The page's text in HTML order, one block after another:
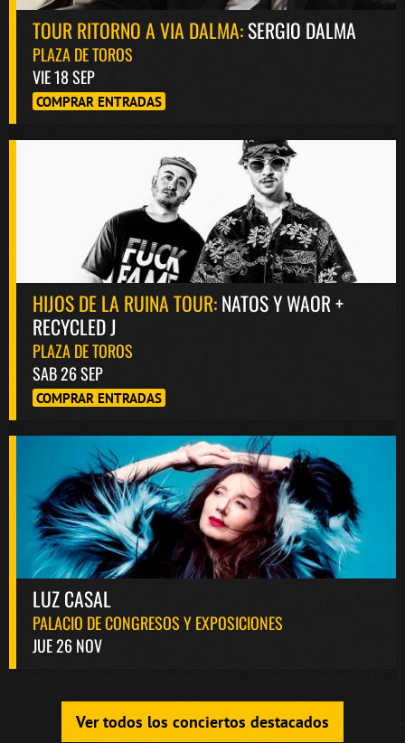
TOUR RITORNO A VIA DALMA:SERGIO DALMA
PLAZA DE TOROS
VIE 18 SEP
COMPRAR ENTRADAS
HIJOS DE LA RUINA TOUR:NATOS Y WAOR +
RECYCLED J
PLAZA DE TOROS
SAB 26 SEP
COMPRAR ENTRADAS
LUZ CASAL
PALACIO DE CONGRESOS Y EXPOSICIONES
JUE 26 NOV
Ver todos los conciertos destacados